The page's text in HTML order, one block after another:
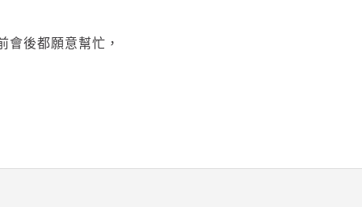
會後都願意幫忙，